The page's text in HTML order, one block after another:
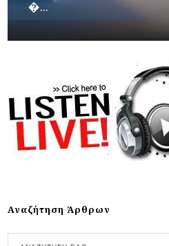
�...
Αναζήτηση Άρθρων